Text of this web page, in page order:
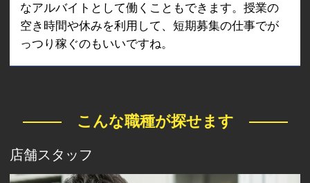
なアルバイトとして働くこともできます。授業の
空き時間や休みを利用して、短期募集の仕事でが
っつり稼ぐのもいいですね。
こんな職種が探せます
店舗スタッフ